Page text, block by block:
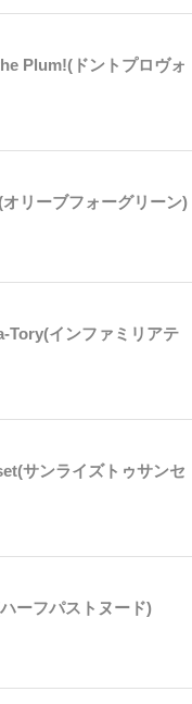
Plum!(ドントプロヴォ
リーブフォーグリーン)
Tory(インファミリアテ
サンライズトゥサンセ
ーフパストヌード)